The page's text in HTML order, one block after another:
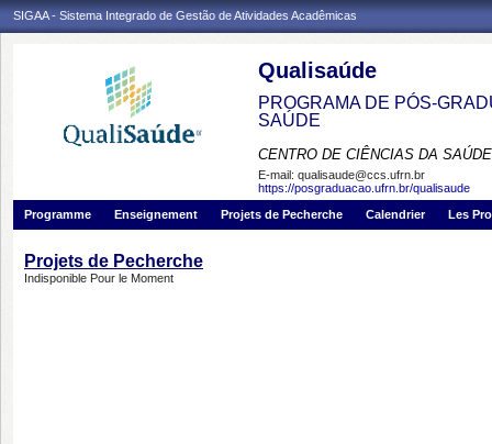
SIGAA - Sistema Integrado de Gestão de Atividades Acadêmicas
Qualisaúde
PROGRAMA DE PÓS-
SAÚDE
CENTRO DE CIÊNCIAS DA SAÚDE
E-mail: qualisaude@ccs.ufrn.br
https://posgraduacao.ufrn.br/qualisaude
Programme
Enseignement Projets de Pecherche Calendrier Les
Projets de Pecherche
Indisponible Pour le Moment